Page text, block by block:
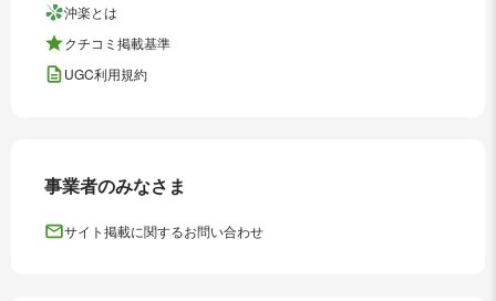
沖楽とは
クチコミ掲載基準
UGC利用規約
事業者のみなさま
サイト掲載に関するお問い合わせ